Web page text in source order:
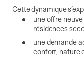
Cette dynamique
une offre
résidences
une demande
confort, nature